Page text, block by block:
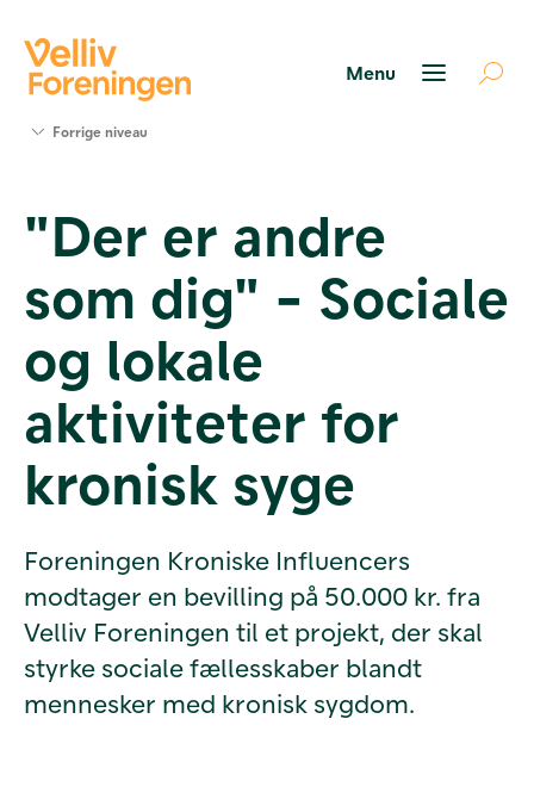
Værktøjer
og viden
Foreningen
os
Forrige niveau
"Der er andre
som dig" - Sociale
og lokale
aktiviteter for
kronisk syge
Foreningen Kroniske Influencers
modtager en bevilling på 50.000 kr. fra
Velliv Foreningen til et projekt, der skal
styrke sociale fællesskaber blandt
mennesker med kronisk sygdom.